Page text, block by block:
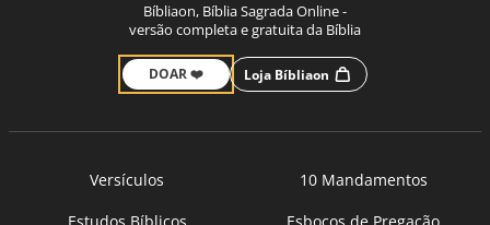
Bíbliaon, Bíblia Sagrada Online -
versão completa e gratuita da Bíblia
DOAR ❤️ Loja Bíbliaon
Versículos
10 Mandamentos